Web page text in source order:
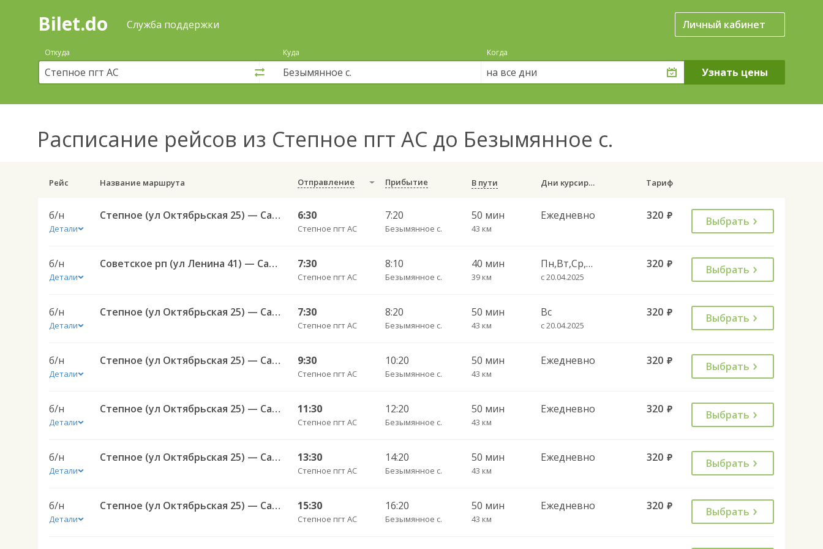
Поиск
покупка
билетов
автобус
онлайн
Bilet.do Служба поддержки Личный кабинет
Откуда Куда Когда
на все дни
Расписание рейсов из Степное пгт АС до Безымянное с.
Рейс Название маршрута Отправление Прибытие В пути Дни курсирования Тариф
б/н
Детали
Степное (ул Октябрьская 25) — Саратов АВ Центральный (ул им Пугачева 179 А) 6:30
Степное пгт АС
7:20
Безымянное с.
50 мин
43 км
Ежедневно 320 руб. Выбрать
б/н
Детали
Советское рп (ул Ленина 41) — Саратов АВ Центральный (ул им Пугачева 179 А) 7:30
Степное пгт АС
8:10
Безымянное с.
40 мин
39 км
Пн,Вт,Ср,Чт,Пт,Сб
с 20.04.2025
320 руб. Выбрать
б/н
Детали
Степное (ул Октябрьская 25) — Саратов АВ Центральный (ул им Пугачева 179 А) 7:30
Степное пгт АС
8:20
Безымянное с.
50 мин
43 км
Вс
с 20.04.2025
320 руб. Выбрать
б/н
Детали
Степное (ул Октябрьская 25) — Саратов АВ Центральный (ул им Пугачева 179 А) 9:30
Степное пгт АС
10:20
Безымянное с.
50 мин
43 км
Ежедневно 320 руб. Выбрать
б/н
Детали
Степное (ул Октябрьская 25) — Саратов АВ Центральный (ул им Пугачева 179 А) 11:30
Степное пгт АС
12:20
Безымянное с.
50 мин
43 км
Ежедневно 320 руб. Выбрать
б/н
Детали
Степное (ул Октябрьская 25) — Саратов АВ Центральный (ул им Пугачева 179 А) 13:30
Степное пгт АС
14:20
Безымянное с.
50 мин
43 км
Ежедневно 320 руб. Выбрать
б/н
Детали
Степное (ул Октябрьская 25) — Саратов АВ Центральный (ул им Пугачева 179 А) 15:30
Степное пгт АС
16:20
Безымянное с.
50 мин
43 км
Ежедневно 320 руб. Выбрать